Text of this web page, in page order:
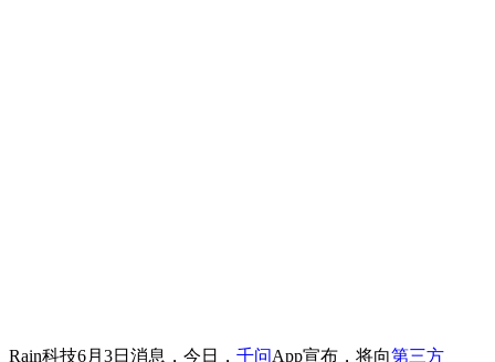
Rain科技6月3日消息，今日， 千问App宣布， 将向第三方